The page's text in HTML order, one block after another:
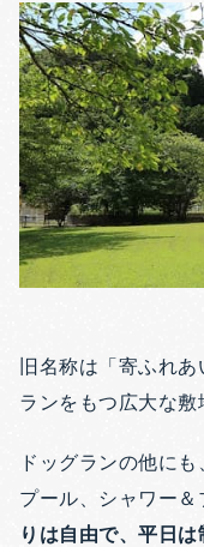
旧名称は「寄ふれ
ランをもつ広大な敷
ドッグランの他に
プール、シャワー＆
りは自由で、平日